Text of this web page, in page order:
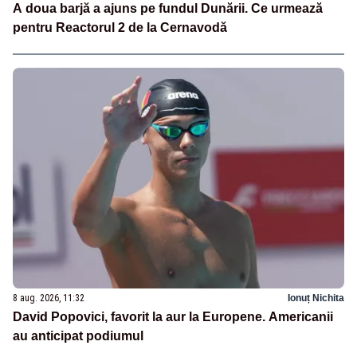
A doua barjă a ajuns pe fundul Dunării. Ce urmează
pentru Reactorul 2 de la Cernavodă
8 aug. 2026, 11:32 Ionuț Nichita
David Popovici, favorit la aur la Europene. Americanii
au anticipat podiumul